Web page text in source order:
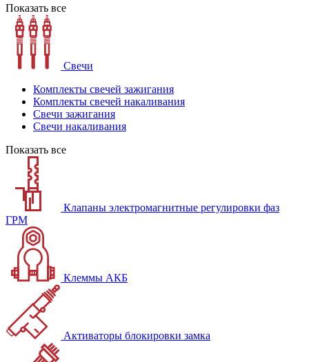
Показать все
Свечи
Комплекты свечей зажигания
Комплекты свечей накаливания
Свечи зажигания
Свечи накаливания
Показать все
Клапаны электромагнитные регулировки фаз
ГРМ
Клеммы АКБ
Активаторы блокировки замка